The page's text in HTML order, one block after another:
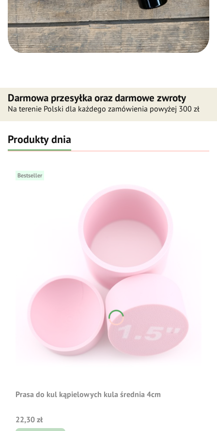
Darmowa przesyłka oraz darmowe zwroty
Na terenie Polski dla każdego zamówienia powyżej 300 zł
Produkty dnia
Bestseller
Prasa do kul kąpielowych kula średnia 4cm
Cena
22,30 zł